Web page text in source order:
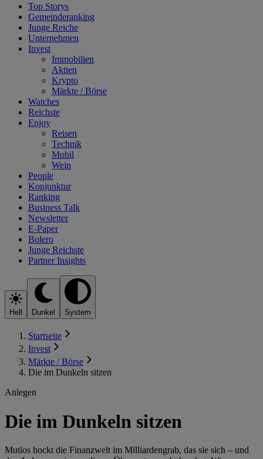
Top Storys
Gemeinderanking
Junge Reiche
Unternehmen
Invest
Immobilien
Aktien
Krypto
Märkte / Börse
Watches
Reichste
Enjoy
Reisen
Technik
Mobil
Wein
People
Konjunktur
Ranking
Business Talk
Newsletter
E-Paper
Bolero
Junge Reichste
Partner Insights
Hell Dunkel System
Startseite
Invest
Märkte / Börse
Die im Dunkeln sitzen
Anlegen
Die im Dunkeln sitzen
Mutlos hockt die Finanzwelt im Milliardengrab, das sie sich – und